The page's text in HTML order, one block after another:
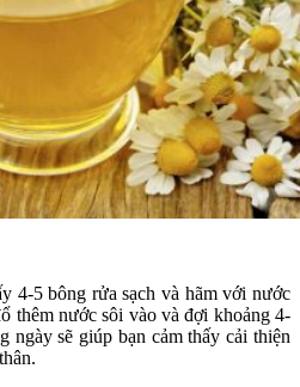
4-5 bông rửa sạch và hãm với nước
thêm nước sôi vào và đợi khoảng 4-
ngày sẽ giúp bạn cảm thấy cải thiện